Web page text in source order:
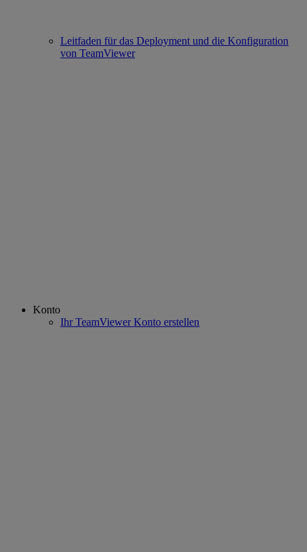
Leitfaden für das Deployment und die Konfiguration
von TeamViewer
Konto
Ihr TeamViewer Konto erstellen